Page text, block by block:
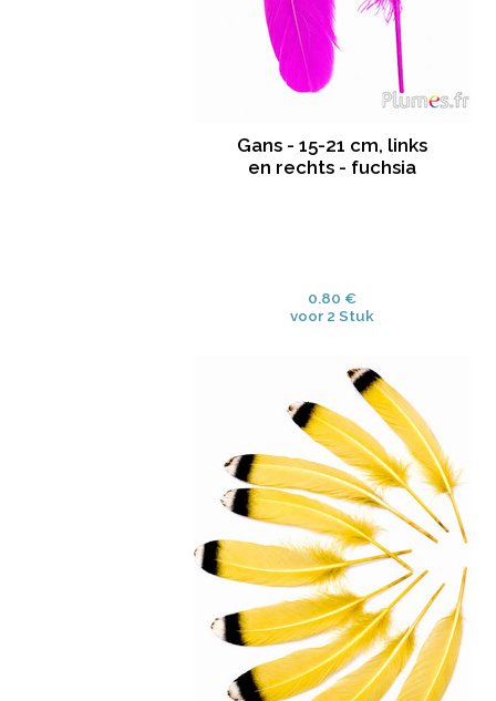
Gans - 15-21 cm, links
en rechts - fuchsia
0.80 €
voor 2 Stuk